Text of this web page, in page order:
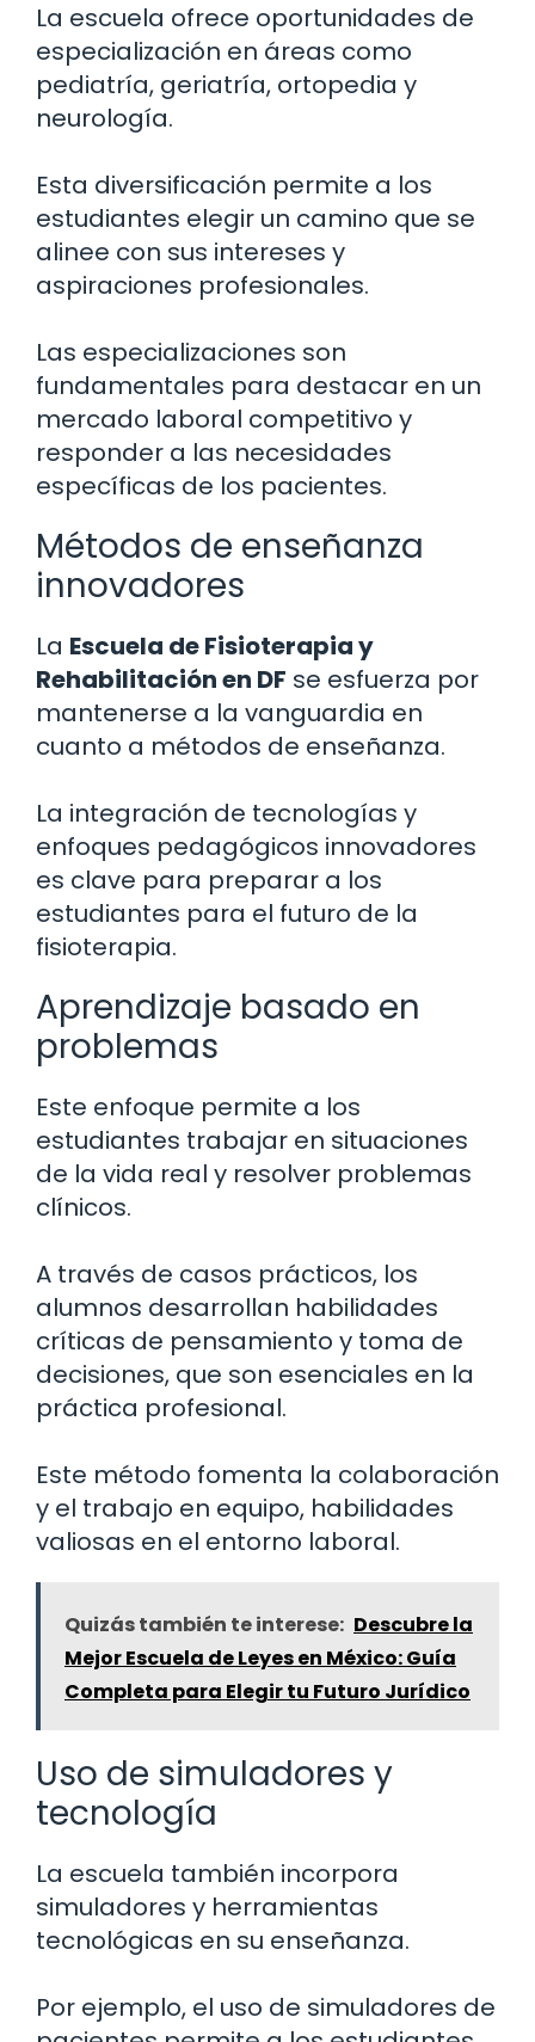
La escuela ofrece oportunidades de
especialización en áreas como
pediatría, geriatría, ortopedia y
neurología.
Esta diversificación permite a los
estudiantes elegir un camino que se
alinee con sus intereses y
aspiraciones profesionales.
Las especializaciones son
fundamentales para destacar en un
mercado laboral competitivo y
responder a las necesidades
específicas de los pacientes.
Métodos de enseñanza
innovadores
La Escuela de Fisioterapia y
Rehabilitación en DF se esfuerza por
mantenerse a la vanguardia en
cuanto a métodos de enseñanza.
La integración de tecnologías y
enfoques pedagógicos innovadores
es clave para preparar a los
estudiantes para el futuro de la
fisioterapia.
Aprendizaje basado en
problemas
Este enfoque permite a los
estudiantes trabajar en situaciones
de la vida real y resolver problemas
clínicos.
A través de casos prácticos, los
alumnos desarrollan habilidades
críticas de pensamiento y toma de
decisiones, que son esenciales en la
práctica profesional.
Este método fomenta la colaboración
y el trabajo en equipo, habilidades
valiosas en el entorno laboral.
Quizás también te interese: Descubre la
Mejor Escuela de Leyes en México: Guía
Completa para Elegir tu Futuro Jurídico
Uso de simuladores y
tecnología
La escuela también incorpora
simuladores y herramientas
tecnológicas en su enseñanza.
Por ejemplo, el uso de simuladores de